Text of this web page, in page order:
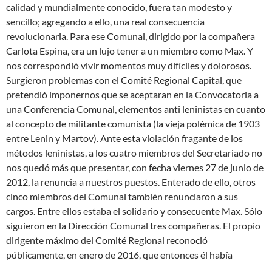
calidad y mundialmente conocido, fuera tan modesto y
sencillo; agregando a ello, una real consecuencia
revolucionaria. Para ese Comunal, dirigido por la compañera
Carlota Espina, era un lujo tener a un miembro como Max. Y
nos correspondió vivir momentos muy difíciles y dolorosos.
Surgieron problemas con el Comité Regional Capital, que
pretendió imponernos que se aceptaran en la Convocatoria a
una Conferencia Comunal, elementos anti leninistas en cuanto
al concepto de militante comunista (la vieja polémica de 1903
entre Lenin y Martov). Ante esta violación fragante de los
métodos leninistas, a los cuatro miembros del Secretariado no
nos quedó más que presentar, con fecha viernes 27 de junio de
2012, la renuncia a nuestros puestos. Enterado de ello, otros
cinco miembros del Comunal también renunciaron a sus
cargos. Entre ellos estaba el solidario y consecuente Max. Sólo
siguieron en la Dirección Comunal tres compañeras. El propio
dirigente máximo del Comité Regional reconoció
públicamente, en enero de 2016, que entonces él había